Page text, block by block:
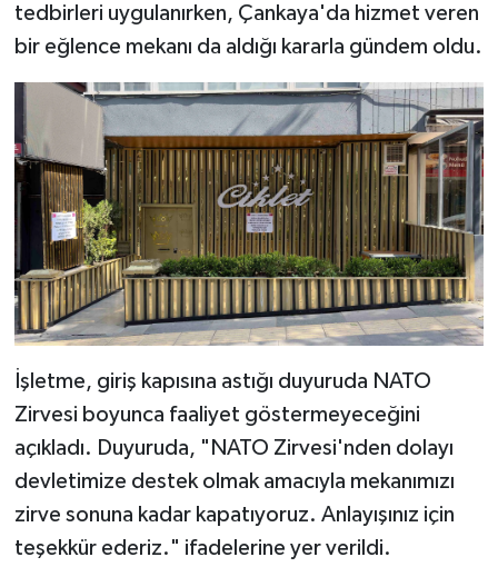
tedbirleri uygulanırken, Çankaya'da hizmet veren
bir eğlence mekanı da aldığı kararla gündem oldu.
İşletme, giriş kapısına astığı duyuruda NATO
Zirvesi boyunca faaliyet göstermeyeceğini
açıkladı. Duyuruda, "NATO Zirvesi'nden dolayı
devletimize destek olmak amacıyla mekanımızı
zirve sonuna kadar kapatıyoruz. Anlayışınız için
teşekkür ederiz." ifadelerine yer verildi.